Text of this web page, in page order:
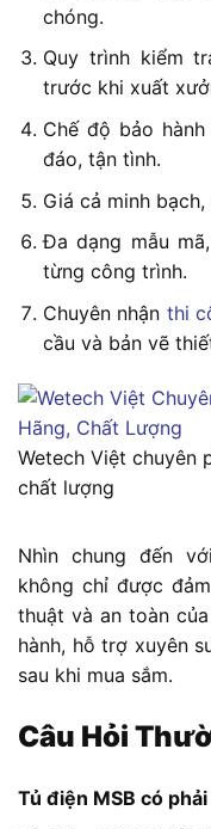
chóng.
Quy trình kiểm
trước khi xuất
Chế độ bảo
đáo, tận tình.
Giá cả minh
Đa dạng mẫu
từng công trình.
Chuyên nhận thi
cầu và bản vẽ
Wetech Việt chuyên
chất lượng
Nhìn chung đến
không chỉ được
thuật và an toàn
hành, hỗ trợ xuyên
sau khi mua sắm.
Câu Hỏi
Tủ điện MSB có